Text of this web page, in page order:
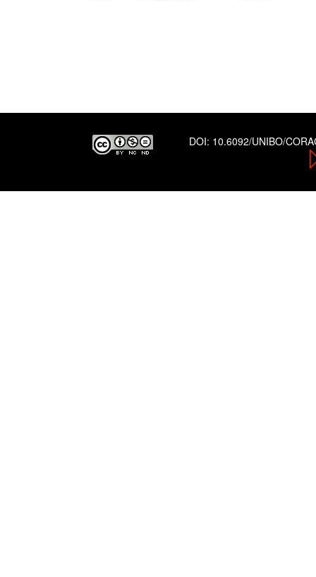
DOI: 10.6092/UNIBO/